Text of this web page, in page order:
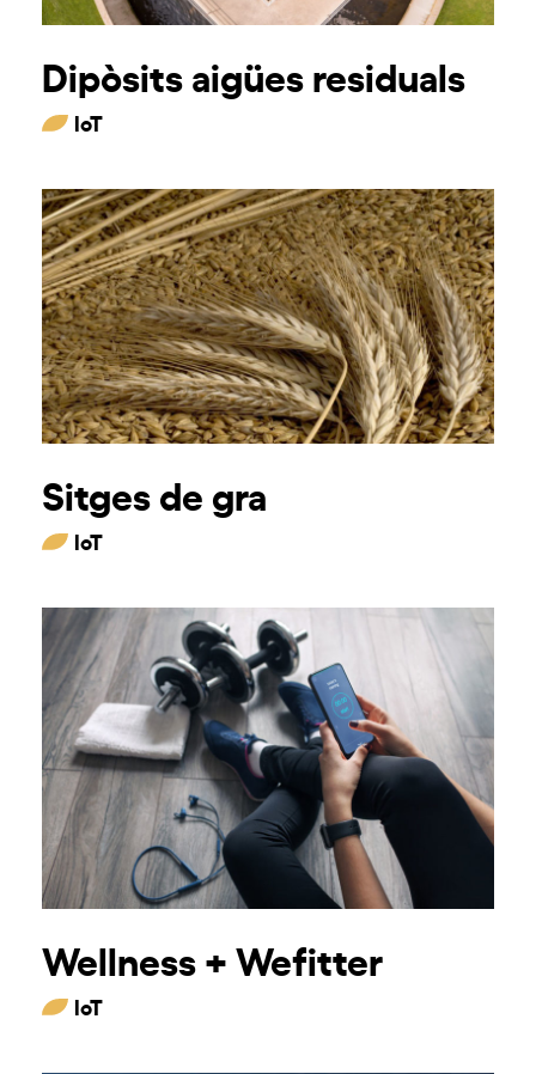
Dipòsits aigües residuals
IoT
Sitges de gra
IoT
Wellness + Wefitter
IoT